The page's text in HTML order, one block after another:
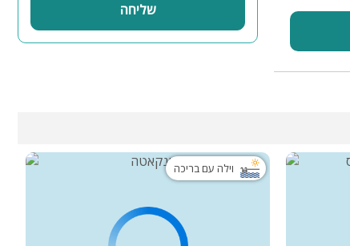
שליחה
וילה עם בריכה